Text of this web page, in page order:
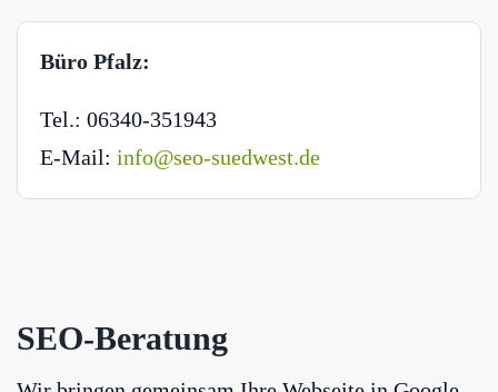
Büro Pfalz:
Tel.: 06340-351943
E-Mail: info@seo-suedwest.de
SEO-Beratung